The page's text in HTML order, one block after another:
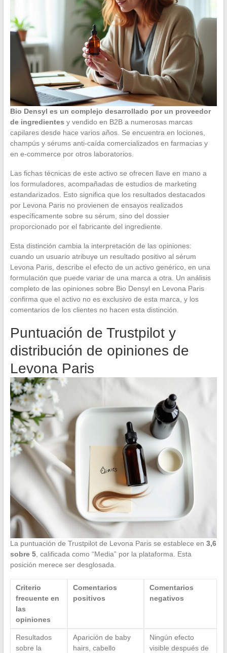
Bio Densyl es un complejo desarrollado por un proveedor
de ingredientes y vendido en B2B a numerosas marcas
capilares desde hace varios años. Se encuentra en lociones,
champús y sérums anti-caída comercializados en farmacias y
en e-commerce por otros laboratorios.
Las fichas técnicas de este activo se ofrecen llave en mano a
los formuladores, acompañadas de estudios de marketing
estandarizados. Esto significa que los resultados destacados
por Levona Paris no provienen de ensayos realizados
específicamente sobre su sérum, sino del dossier
proporcionado por el fabricante del ingrediente.
Esta distinción cambia la interpretación de las opiniones:
cuando un usuario atribuye un resultado positivo al sérum
Levona Paris, describe el efecto de un activo genérico, en una
formulación que puede variar de una marca a otra. Un análisis
completo de las opiniones sobre Bio Densyl en Levona Paris
confirma que el activo no es exclusivo de esta marca, y los
comentarios de los clientes no hacen esta distinción.
Puntuación de Trustpilot y
distribución de opiniones de
Levona Paris
La puntuación de Trustpilot de Levona Paris se establece en 3,6
sobre 5, calificada como “Media” por la plataforma. Esta
posición merece ser desglosada.
Criterio
frecuente en
las
opiniones
Comentarios
positivos
Comentarios
negativos
Resultados
sobre la
Aparición de baby
hairs, cabello
Ningún efecto
visible después de